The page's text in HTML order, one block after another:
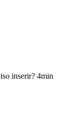
inserir? 4min